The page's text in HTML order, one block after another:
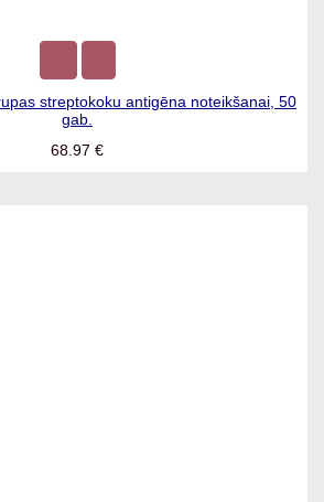
streptokoku antigēna noteikšanai,
50 gab.
68.97 €